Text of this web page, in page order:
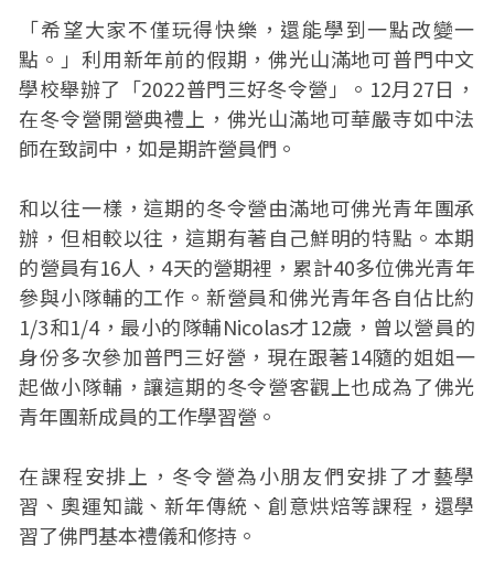
「希望大家不僅玩得快樂，還能學到一點改變一
點。」利用新年前的假期，佛光山滿地可普門中文
學校舉辦了「2022普門三好冬令營」。12月27日，
在冬令營開營典禮上，佛光山滿地可華嚴寺如中法
師在致詞中，如是期許營員們。
和以往一樣，這期的冬令營由滿地可佛光青年團承
辦，但相較以往，這期有著自己鮮明的特點。本期
的營員有16人，4天的營期裡，累計40多位佛光青年
參與小隊輔的工作。新營員和佛光青年各自佔比約
1/3和1/4，最小的隊輔Nicolas才12歲，曾以營員的
身份多次參加普門三好營，現在跟著14隨的姐姐一
起做小隊輔，讓這期的冬令營客觀上也成為了佛光
青年團新成員的工作學習營。
在課程安排上，冬令營為小朋友們安排了才藝學
習、奧運知識、新年傳統、創意烘焙等課程，還學
習了佛門基本禮儀和修持。